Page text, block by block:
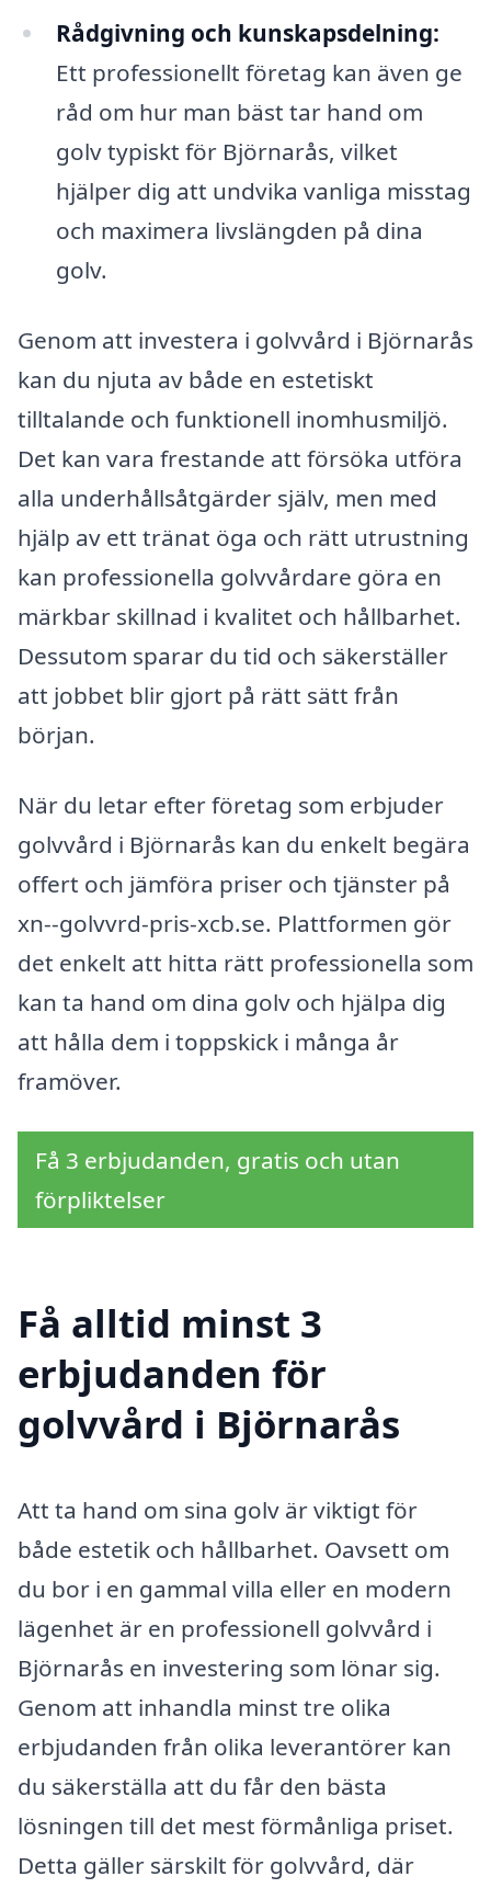
Rådgivning och kunskapsdelning:
Ett professionellt företag kan även ge
råd om hur man bäst tar hand om
golv typiskt för Björnarås, vilket
hjälper dig att undvika vanliga misstag
och maximera livslängden på dina
golv.
Genom att investera i golvvård i Björnarås
kan du njuta av både en estetiskt
tilltalande och funktionell inomhusmiljö.
Det kan vara frestande att försöka utföra
alla underhållsåtgärder själv, men med
hjälp av ett tränat öga och rätt utrustning
kan professionella golvvårdare göra en
märkbar skillnad i kvalitet och hållbarhet.
Dessutom sparar du tid och säkerställer
att jobbet blir gjort på rätt sätt från
början.
När du letar efter företag som erbjuder
golvvård i Björnarås kan du enkelt begära
offert och jämföra priser och tjänster på
xn--golvvrd-pris-xcb.se. Plattformen gör
det enkelt att hitta rätt professionella som
kan ta hand om dina golv och hjälpa dig
att hålla dem i toppskick i många år
framöver.
Få 3 erbjudanden, gratis och utan
förpliktelser
Få alltid minst 3
erbjudanden för
golvvård i Björnarås
Att ta hand om sina golv är viktigt för
både estetik och hållbarhet. Oavsett om
du bor i en gammal villa eller en modern
lägenhet är en professionell golvvård i
Björnarås en investering som lönar sig.
Genom att inhandla minst tre olika
erbjudanden från olika leverantörer kan
du säkerställa att du får den bästa
lösningen till det mest förmånliga priset.
Detta gäller särskilt för golvvård, där